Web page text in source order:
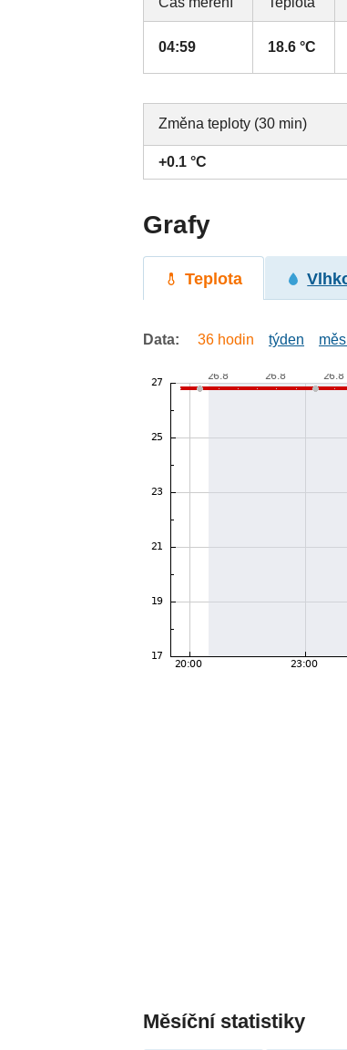
04:59 18.6 °C
Změna teploty (30 min)
+0.1 °C
Grafy
Teplota
Data: 36 hodin týden
Měsíční statistiky